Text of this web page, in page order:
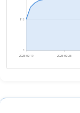
0
113
2025-02-19 2025-02-28